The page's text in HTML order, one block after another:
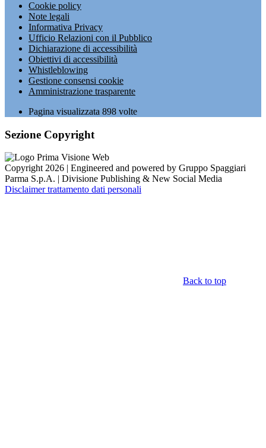
Cookie policy
Note legali
Informativa Privacy
Ufficio Relazioni con il Pubblico
Dichiarazione di accessibilità
Obiettivi di accessibilità
Whistleblowing
Gestione consensi cookie
Amministrazione trasparente
Pagina visualizzata 898 volte
Sezione Copyright
Copyright 2026 | Engineered and powered by Gruppo Spaggiari
Parma S.p.A. | Divisione Publishing & New Social Media
Disclaimer trattamento dati personali
Back to top